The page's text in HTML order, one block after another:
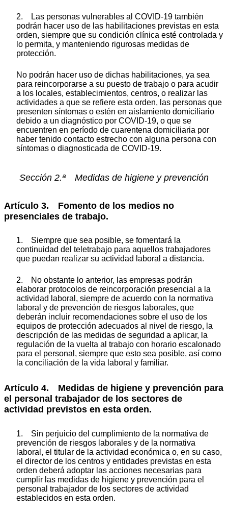
2. Las personas vulnerables al COVID-19 también
podrán hacer uso de las habilitaciones previstas en esta
orden, siempre que su condición clínica esté controlada y
lo permita, y manteniendo rigurosas medidas de
protección.
No podrán hacer uso de dichas habilitaciones, ya sea
para reincorporarse a su puesto de trabajo o para acudir
a los locales, establecimientos, centros, o realizar las
actividades a que se refiere esta orden, las personas que
presenten síntomas o estén en aislamiento domiciliario
debido a un diagnóstico por COVID-19, o que se
encuentren en período de cuarentena domiciliaria por
haber tenido contacto estrecho con alguna persona con
síntomas o diagnosticada de COVID-19.
Sección 2.ª Medidas de higiene y prevención
Artículo 3. Fomento de los medios no
presenciales de trabajo.
1. Siempre que sea posible, se fomentará la
continuidad del teletrabajo para aquellos trabajadores
que puedan realizar su actividad laboral a distancia.
2. No obstante lo anterior, las empresas podrán
elaborar protocolos de reincorporación presencial a la
actividad laboral, siempre de acuerdo con la normativa
laboral y de prevención de riesgos laborales, que
deberán incluir recomendaciones sobre el uso de los
equipos de protección adecuados al nivel de riesgo, la
descripción de las medidas de seguridad a aplicar, la
regulación de la vuelta al trabajo con horario escalonado
para el personal, siempre que esto sea posible, así como
la conciliación de la vida laboral y familiar.
Artículo 4. Medidas de higiene y prevención para
el personal trabajador de los sectores de
actividad previstos en esta orden.
1. Sin perjuicio del cumplimiento de la normativa de
prevención de riesgos laborales y de la normativa
laboral, el titular de la actividad económica o, en su caso,
el director de los centros y entidades previstas en esta
orden deberá adoptar las acciones necesarias para
cumplir las medidas de higiene y prevención para el
personal trabajador de los sectores de actividad
establecidos en esta orden.